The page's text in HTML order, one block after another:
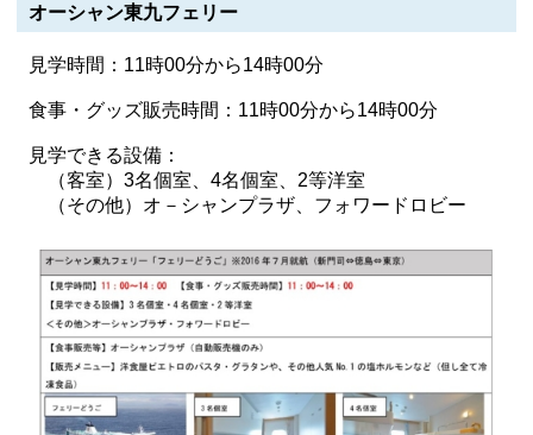
オーシャン東九フェリー
見学時間：11時00分から14時00分
食事・グッズ販売時間：11時00分から14時00分
見学できる設備：
（客室）3名個室、4名個室、2等洋室
（その他）オ－シャンプラザ、フォワードロビー